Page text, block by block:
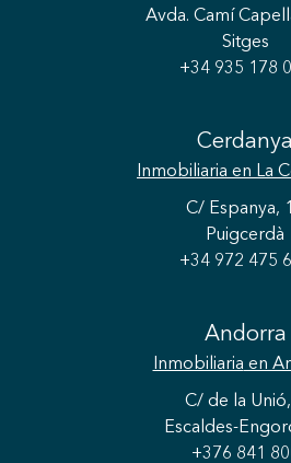
Avda. Camí
Sitges
+34 935 178
Cerdanya
Inmobiliaria en La
C/ Espanya,
Puigcerdà
+34 972 475
Andorra
Inmobiliaria en
C/ de la
Escaldes-
+376 841
Guardar configuración